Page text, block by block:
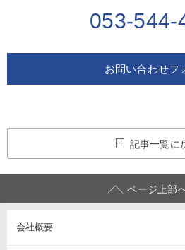
053-544-
お問い合わせフ
記事一覧に
ページ上部
会社概要